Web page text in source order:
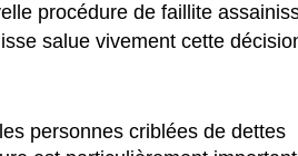
procédure de faillite
salue vivement cette
personnes criblées de dettes